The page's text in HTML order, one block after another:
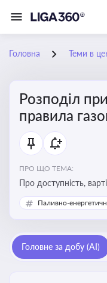
Головна Теми в
Розподіл
правила
ПРО ЩО ТЕМА:
Про доступність,
енергопостачання
стабільність
Паливно-
Головне за добу (AI)